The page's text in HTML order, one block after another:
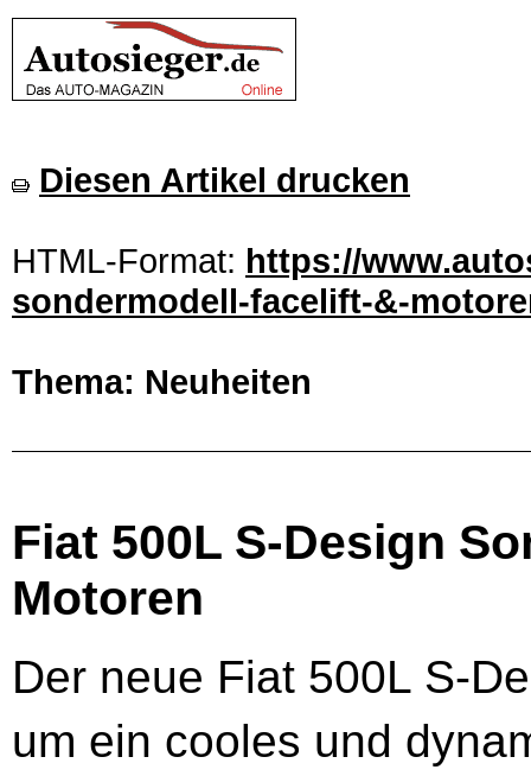
Diesen Artikel drucken
HTML-Format: https://
sondermodell-facelift-&-
Thema: Neuheiten
Fiat 500L S-Design
Motoren
Der neue Fiat 500L S-
um ein cooles und